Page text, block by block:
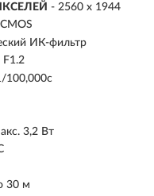
- 2560 x 1944
ИК-фильтр
F1.2
100,000с
3,2 Вт
30 м